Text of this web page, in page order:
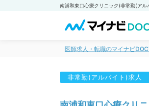
医師求人・転職のマイナビ
非常勤(アルバイト)求人